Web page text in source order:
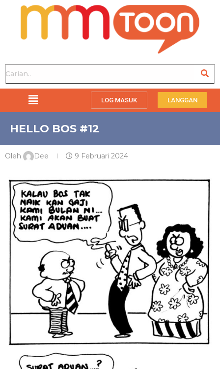
LOG MASUK LANGGAN
HELLO BOS #12
Oleh Dee 9 Februari 2024